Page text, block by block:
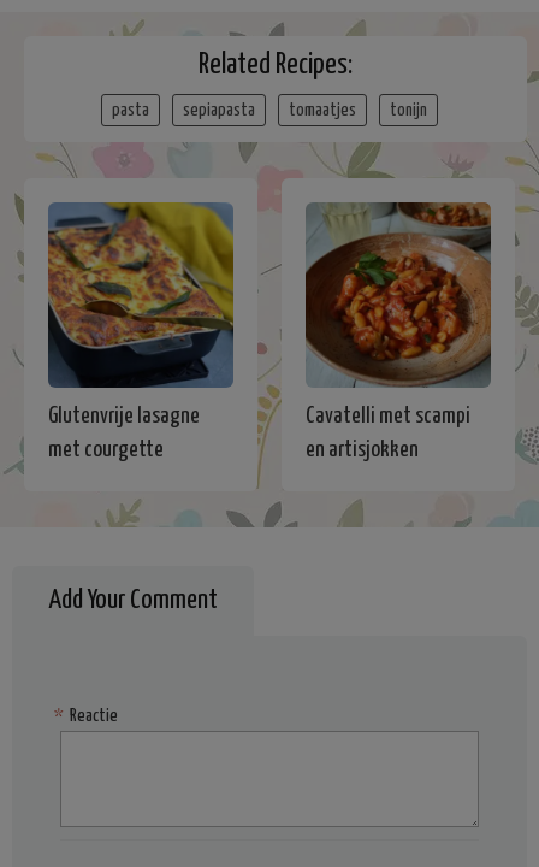
Related Recipes:
pasta sepiapasta tomaatjes tonijn
Glutenvrije lasagne
met courgette
Cavatelli met scampi
en artisjokken
Add Your Comment
Reactie
*